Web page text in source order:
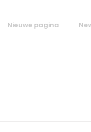
Nieuwe pagina